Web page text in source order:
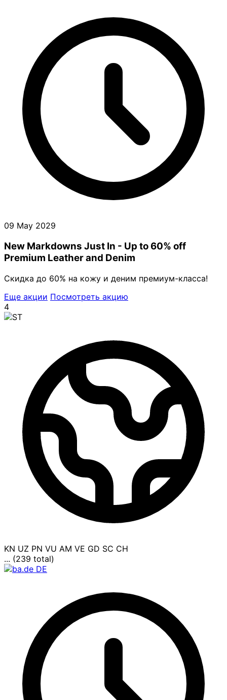
09 May 2029
New Markdowns Just In - Up to 60% off
Premium Leather and Denim
Скидка до 60% на кожу и деним премиум-класса!
Еще акции Посмотреть акцию
4
KN UZ PN VU AM VE GD SC CH
... (239 total)